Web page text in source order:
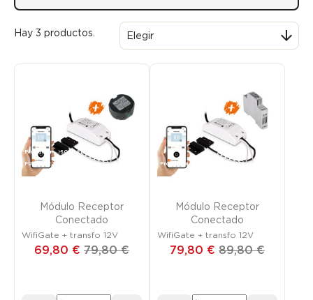
Hay 3 productos. Elegir 
¡SOLO EN LÍNEA!
Promoción
FUERA DE STOCK
Módulo Receptor
Conectado
WifiGate + transfo 12V
69,80 € 79,80 €
¡SOLO EN LÍNEA!
Promoción
Módulo Receptor
Conectado
WifiGate + transfo 12V
79,80 € 89,80 €